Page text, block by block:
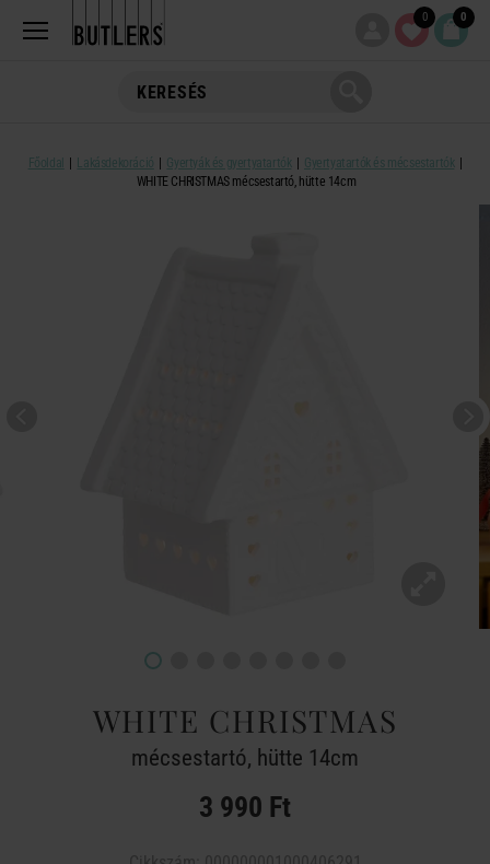
0 0
Főoldal Lakásdekoráció Gyertyák és gyertyatartók
Gyertyatartók és mécsestartók
WHITE CHRISTMAS mécsestartó, hütte 14cm
WHITE CHRISTMAS
mécsestartó, hütte 14cm
3 990 Ft